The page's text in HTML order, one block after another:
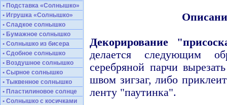
• Подставка «Солнышко»
• Игрушка «Солнышко»
• Сладкое солнышко
• Бумажное солнышко
• Солнышко из бисера
• Сдобное солнышко
• Воздушное солнышко
• Сырное солнышко
• Тыквенное солнышко
• Пластилиновое солнце
• Солнышко с косичками
Декорирование
делается следующим
серебряной парчи
швом зигзаг, либо
ленту "паутинка".